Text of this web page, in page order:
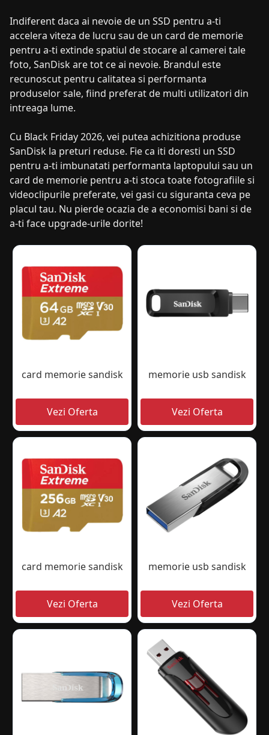
Indiferent daca ai nevoie de un SSD pentru a-ti
accelera viteza de lucru sau de un card de memorie
pentru a-ti extinde spatiul de stocare al camerei tale
foto, SanDisk are tot ce ai nevoie. Brandul este
recunoscut pentru calitatea si performanta
produselor sale, fiind preferat de multi utilizatori din
intreaga lume.
Cu Black Friday 2026, vei putea achizitiona produse
SanDisk la preturi reduse. Fie ca iti doresti un SSD
pentru a-ti imbunatati performanta laptopului sau un
card de memorie pentru a-ti stoca toate fotografiile si
videoclipurile preferate, vei gasi cu siguranta ceva pe
placul tau. Nu pierde ocazia de a economisi bani si de
a-ti face upgrade-urile dorite!
card memorie sandisk memorie usb sandisk
card memorie sandisk memorie usb sandisk